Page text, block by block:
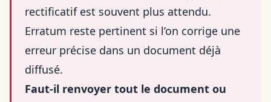
rectificatif est souvent plus attendu.
Erratum reste pertinent si l’on corrige une
erreur précise dans un document déjà
diffusé.
Faut-il renvoyer tout le document ou